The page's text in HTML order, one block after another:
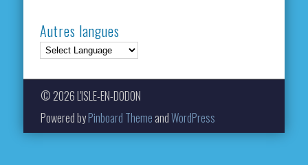
Autres langues
© 2026 L'ISLE-EN-DODON
Powered byPinboard Theme andWordPress